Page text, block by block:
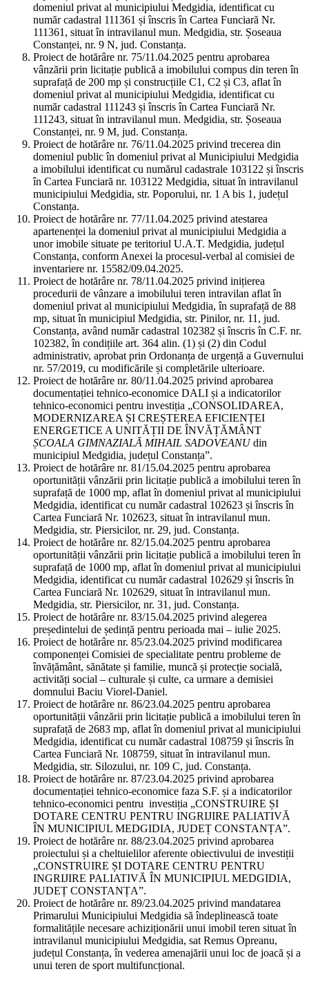
domeniul privat al municipiului Medgidia, identificat cu
număr cadastral 111361 și înscris în Cartea Funciară Nr.
111361, situat în intravilanul mun. Medgidia, str. Șoseaua
Constanței, nr. 9 N, jud. Constanța.
Proiect de hotărâre nr. 75/11.04.2025 pentru aprobarea
vânzării prin licitație publică a imobilului compus din teren în
suprafață de 200 mp și construcțiile C1, C2 și C3, aflat în
domeniul privat al municipiului Medgidia, identificat cu
număr cadastral 111243 și înscris în Cartea Funciară Nr.
111243, situat în intravilanul mun. Medgidia, str. Șoseaua
Constanței, nr. 9 M, jud. Constanța.
Proiect de hotărâre nr. 76/11.04.2025 privind trecerea din
domeniul public în domeniul privat al Municipiului Medgidia
a imobilului identificat cu numărul cadastrale 103122 și înscris
în Cartea Funciară nr. 103122 Medgidia, situat în intravilanul
municipiului Medgidia, str. Poporului, nr. 1 A bis 1, județul
Constanța.
Proiect de hotărâre nr. 77/11.04.2025 privind atestarea
apartenenței la domeniul privat al municipiului Medgidia a
unor imobile situate pe teritoriul U.A.T. Medgidia, județul
Constanța, conform Anexei la procesul-verbal al comisiei de
inventariere nr. 15582/09.04.2025.
Proiect de hotărâre nr. 78/11.04.2025 privind inițierea
procedurii de vânzare a imobilului teren intravilan aflat în
domeniul privat al municipiului Medgidia, în suprafață de 88
mp, situat în municipiul Medgidia, str. Pinilor, nr. 11, jud.
Constanța, având număr cadastral 102382 și înscris în C.F. nr.
102382, în condițiile art. 364 alin. (1) și (2) din Codul
administrativ, aprobat prin Ordonanța de urgență a Guvernului
nr. 57/2019, cu modificările și completările ulterioare.
Proiect de hotărâre nr. 80/11.04.2025 privind aprobarea
documentației tehnico-economice DALI și a indicatorilor
tehnico-economici pentru investiția „CONSOLIDAREA,
MODERNIZAREA ȘI CREȘTEREA EFICIENȚEI
ENERGETICE A UNITĂȚII DE ÎNVĂȚĂMÂNT
ȘCOALA GIMNAZIALĂ MIHAIL SADOVEANUdin
municipiul Medgidia, județul Constanța”.
Proiect de hotărâre nr. 81/15.04.2025 pentru aprobarea
oportunității vânzării prin licitație publică a imobilului teren în
suprafață de 1000 mp, aflat în domeniul privat al municipiului
Medgidia, identificat cu număr cadastral 102623 și înscris în
Cartea Funciară Nr. 102623, situat în intravilanul mun.
Medgidia, str. Piersicilor, nr. 29, jud. Constanța.
Proiect de hotărâre nr. 82/15.04.2025 pentru aprobarea
oportunității vânzării prin licitație publică a imobilului teren în
suprafață de 1000 mp, aflat în domeniul privat al municipiului
Medgidia, identificat cu număr cadastral 102629 și înscris în
Cartea Funciară Nr. 102629, situat în intravilanul mun.
Medgidia, str. Piersicilor, nr. 31, jud. Constanța.
Proiect de hotărâre nr. 83/15.04.2025 privind alegerea
președintelui de ședință pentru perioada mai – iulie 2025.
Proiect de hotărâre nr. 85/23.04.2025 privind modificarea
componenței Comisiei de specialitate pentru probleme de
învățământ, sănătate și familie, muncă și protecție socială,
activități social – culturale și culte, ca urmare a demisiei
domnului Baciu Viorel-Daniel.
Proiect de hotărâre nr. 86/23.04.2025 pentru aprobarea
oportunității vânzării prin licitație publică a imobilului teren în
suprafață de 2683 mp, aflat în domeniul privat al municipiului
Medgidia, identificat cu număr cadastral 108759 și înscris în
Cartea Funciară Nr. 108759, situat în intravilanul mun.
Medgidia, str. Silozului, nr. 109 C, jud. Constanța.
Proiect de hotărâre nr. 87/23.04.2025 privind aprobarea
documentației tehnico-economice faza S.F. și a indicatorilor
tehnico-economici pentru investiția „CONSTRUIRE ȘI
DOTARE CENTRU PENTRU INGRIJIRE PALIATIVĂ
ÎN MUNICIPIUL MEDGIDIA, JUDEȚ CONSTANȚA”.
Proiect de hotărâre nr. 88/23.04.2025 privind aprobarea
proiectului și a cheltuielilor aferente obiectivului de investiții
„CONSTRUIRE ȘI DOTARE CENTRU PENTRU
INGRIJIRE PALIATIVĂ ÎN MUNICIPIUL MEDGIDIA,
JUDEȚ CONSTANȚA”.
Proiect de hotărâre nr. 89/23.04.2025 privind mandatarea
Primarului Municipiului Medgidia să îndeplinească toate
formalitățile necesare achiziționării unui imobil teren situat în
intravilanul municipiului Medgidia, sat Remus Opreanu,
județul Constanța, în vederea amenajării unui loc de joacă și a
unui teren de sport multifuncțional.